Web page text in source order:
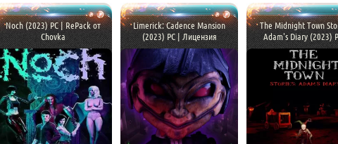
Noch (2023) PC | RePack от
Chovka
Limerick: Cadence Mansion
(2023) PC | Лицензия
The Midnight Town
Adam's Diary (2023)